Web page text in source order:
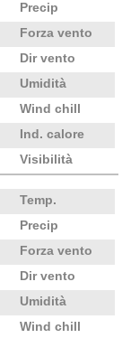
Precip
Forza vento
Dir vento
Umidità
Wind chill
Ind. calore
Visibilità
Temp.
Precip
Forza vento
Dir vento
Umidità
Wind chill